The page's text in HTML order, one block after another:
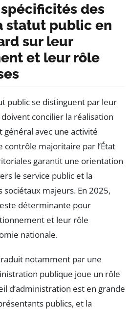
des
statut public en
sur leur
et leur rôle
public se distinguent par leur
concilier la réalisation
général avec une activité
contrôle majoritaire par l’État
garantit une orientation
le service public et la
sociétaux majeurs. En 2025,
déterminante pour
et leur rôle
nationale.
notamment par une
publique joue un rôle
d’administration est en grande
publics, et la